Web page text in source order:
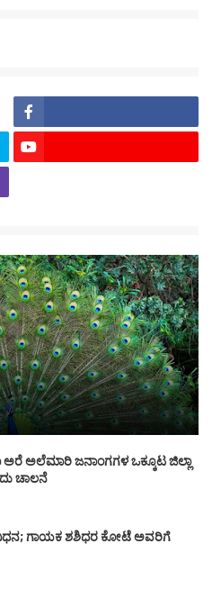
ಅಲೆಮಾರಿ ಜನಾಂಗಗಳ ಒಕ್ಕೂಟ ಜಿಲ್ಲಾ
ಚಾಲನೆ
ಗಾಯಕ ಶಶಿಧರ ಕೋಟೆ ಅವರಿಗೆ